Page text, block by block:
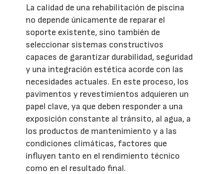
La calidad de una rehabilitación de piscina
no depende únicamente de reparar el
soporte existente, sino también de
seleccionar sistemas constructivos
capaces de garantizar durabilidad, seguridad
y una integración estética acorde con las
necesidades actuales. En este proceso, los
pavimentos y revestimientos adquieren un
papel clave, ya que deben responder a una
exposición constante al tránsito, al agua, a
los productos de mantenimiento y a las
condiciones climáticas, factores que
influyen tanto en el rendimiento técnico
como en el resultado final.